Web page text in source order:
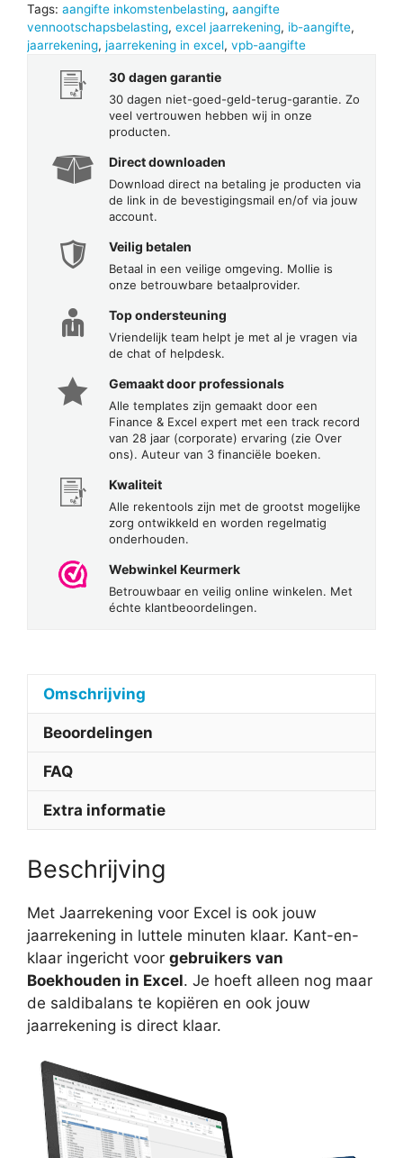
Tags: aangifte inkomstenbelasting, aangifte
vennootschapsbelasting, excel jaarrekening, ib-aangifte,
jaarrekening, jaarrekening in excel, vpb-aangifte
30 dagen garantie
30 dagen niet-goed-geld-terug-garantie. Zo
veel vertrouwen hebben wij in onze
producten.
Direct downloaden
Download direct na betaling je producten via
de link in de bevestigingsmail en/of via jouw
account.
Veilig betalen
Betaal in een veilige omgeving. Mollie is
onze betrouwbare betaalprovider.
Top ondersteuning
Vriendelijk team helpt je met al je vragen via
de chat of helpdesk.
Gemaakt door professionals
Alle templates zijn gemaakt door een
Finance & Excel expert met een track record
van 28 jaar (corporate) ervaring (zie Over
ons). Auteur van 3 financiële boeken.
Kwaliteit
Alle rekentools zijn met de grootst mogelijke
zorg ontwikkeld en worden regelmatig
onderhouden.
Webwinkel Keurmerk
Betrouwbaar en veilig online winkelen. Met
échte klantbeoordelingen.
Omschrijving
Beoordelingen
FAQ
Extra informatie
Beschrijving
Met Jaarrekening voor Excel is ook jouw
jaarrekening in luttele minuten klaar. Kant-en-
klaar ingericht voor gebruikers van
Boekhouden in Excel. Je hoeft alleen nog maar
de saldibalans te kopiëren en ook jouw
jaarrekening is direct klaar.